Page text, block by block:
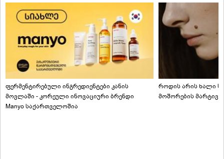
ფერმენტირებული ინგრედიენტები კანის
მოვლაში - კორეული ინოვაციური ბრენდი
Manyo საქართველოშია
როდის არის ხალი
მოშორების